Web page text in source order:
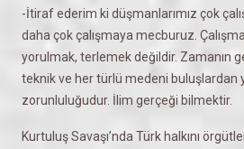
-İtiraf ederim ki düşmanlarımız çok
daha çok çalışmaya mecburuz.
yorulmak, terlemek değildir. Zamanın
teknik ve her türlü medeni buluşlardan
zorunluluğudur. İlim gerçeği bilmektir.
Kurtuluş Savaşı’nda Türk halkını